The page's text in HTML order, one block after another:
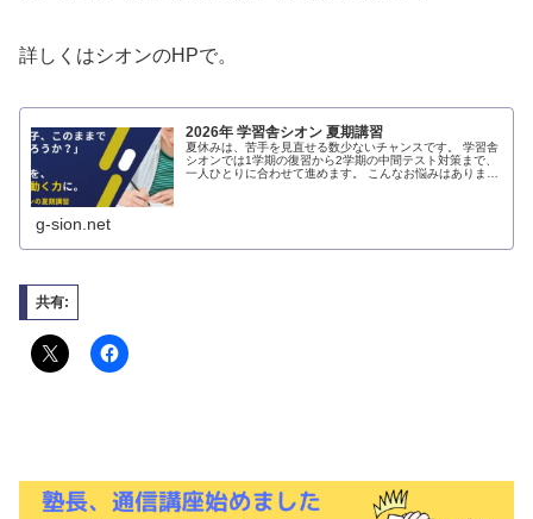
詳しくはシオンのHPで。
2026年 学習舎シオン 夏期講習
夏休みは、苦手を見直せる数少ないチャンスです。 学習舎
シオンでは1学期の復習から2学期の中間テスト対策まで、
一人ひとりに合わせて進めます。 こんなお悩みはありませ
g-sion.net
共有: